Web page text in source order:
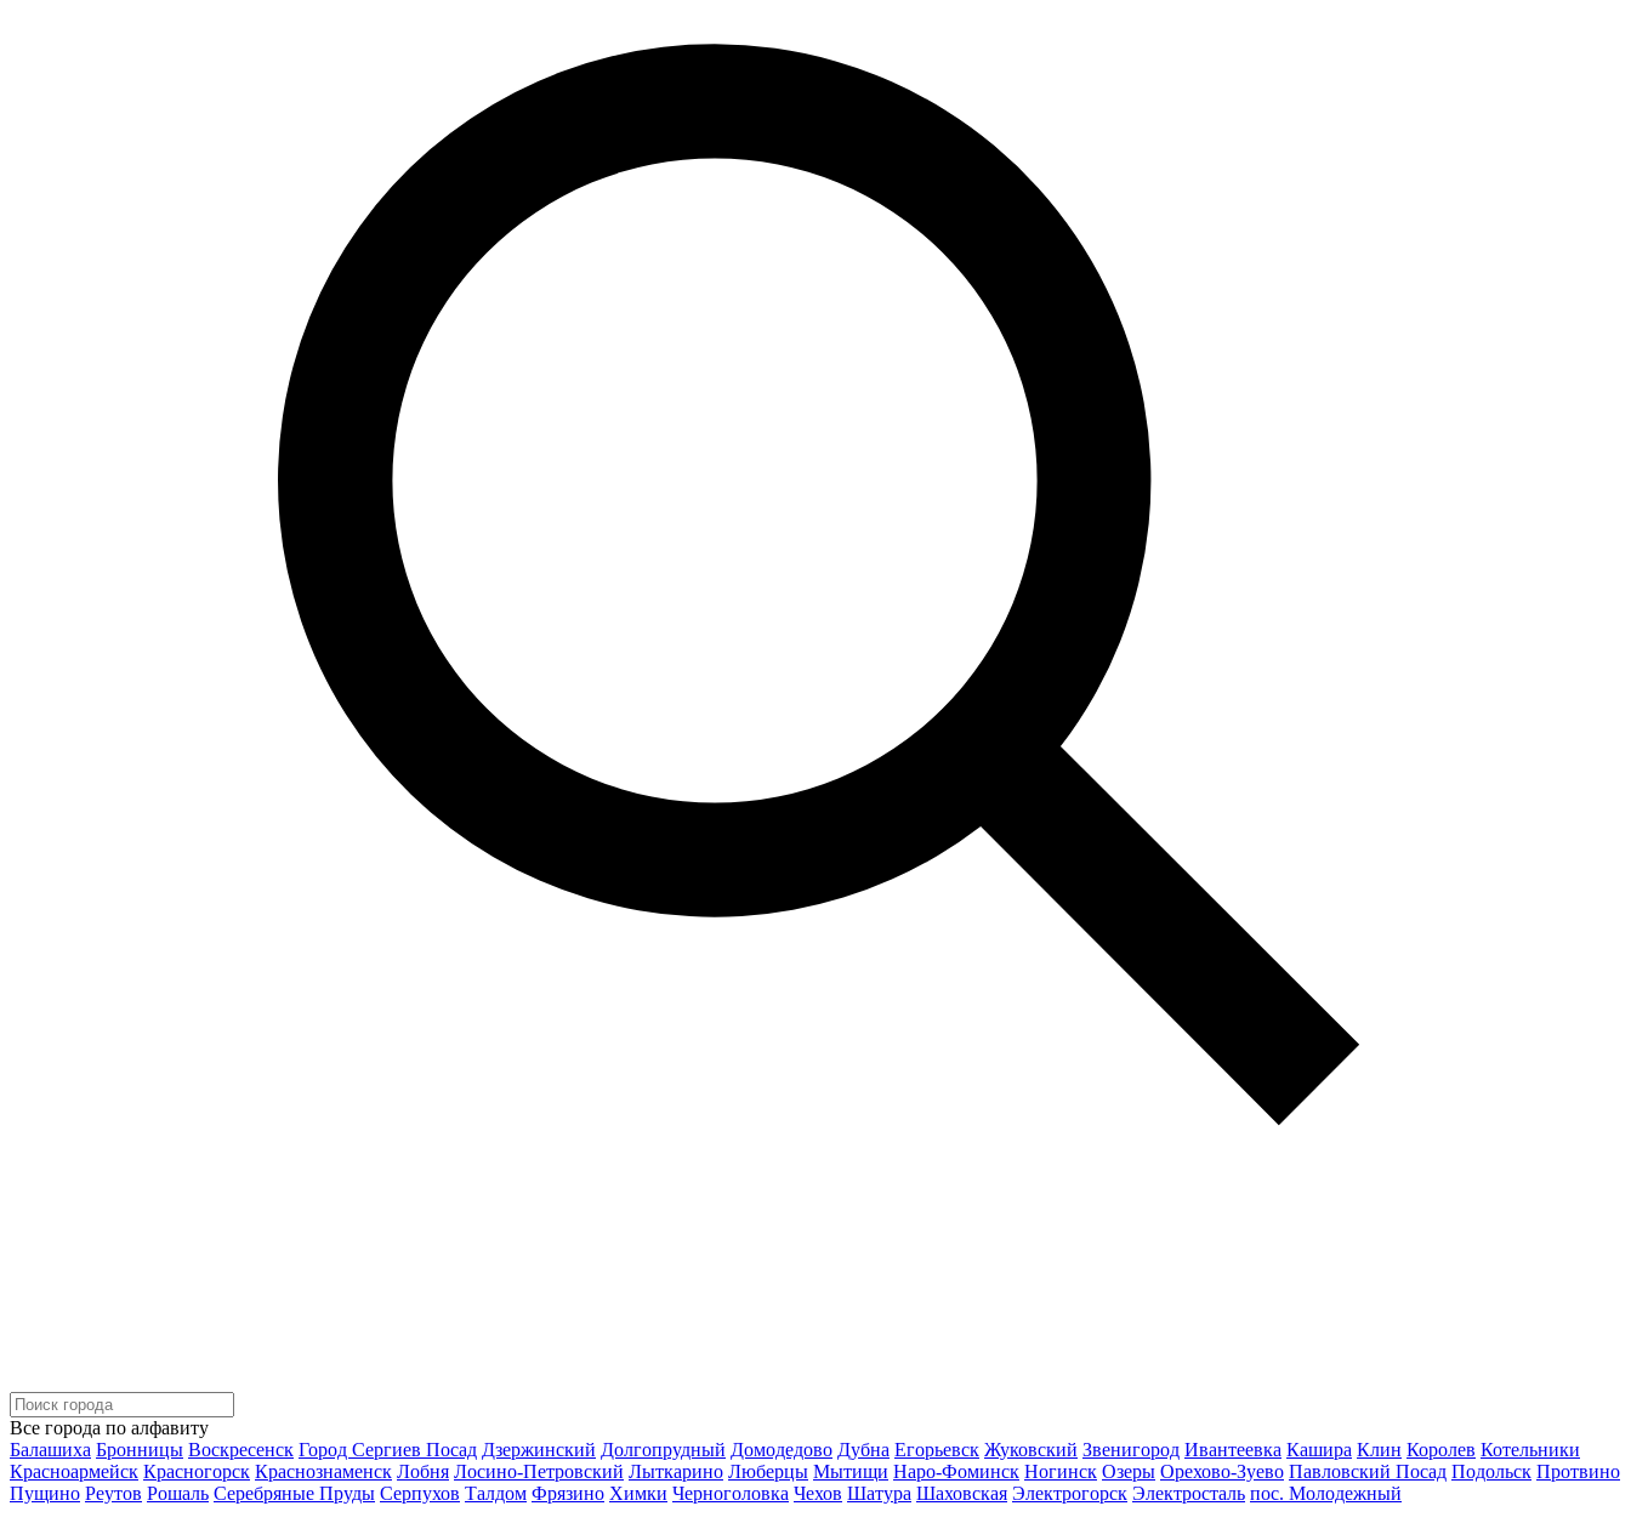
Все города по алфавиту
Балашиха Бронницы Воскресенск Город Сергиев Посад Дзержинский Долгопрудный Домодедово Дубна Егорьевск Жуковский Звенигород Ивантеевка Кашира Клин Королев Котельники
Красноармейск Красногорск Краснознаменск Лобня Лосино-Петровский Лыткарино Люберцы Мытищи Наро-Фоминск Ногинск Озеры Орехово-Зуево Павловский Посад Подольск Протвино
Пущино Реутов Рошаль Серебряные Пруды Серпухов Талдом Фрязино Химки Черноголовка Чехов Шатура Шаховская Электрогорск Электросталь пос. Молодежный